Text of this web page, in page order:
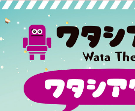
イオンシネマ公式アプリをご利用のお客
公式アプリでは、サービスの利用状況
を向上させるためにクッキー等を使用
利用になる場合、クッキー等の使用に
す。詳しくは、サイトポリシーをご覧くだ
詳細はこちら